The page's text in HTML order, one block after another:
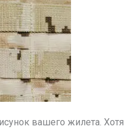
вашего жилета. Хотя